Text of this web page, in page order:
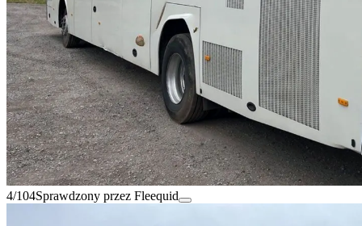
4/104Sprawdzony przez Fleequid